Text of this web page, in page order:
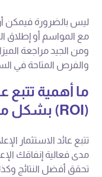
ليس بالضرورة فيمكن
مع المواسم أو إطلاق
ومن الجيد مراجعة
والفرص المتاحة في
ما أهمية تتبع
(ROI) بشكل مستمر؟
تتبع عائد الاستثمار
مدى فعالية إنفاقك
تحقق أفضل النتائج